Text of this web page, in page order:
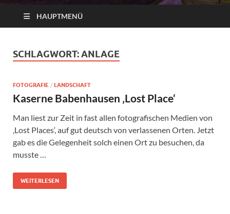
HAUPTMENÜ
SCHLAGWORT:ANLAGE
FOTOGRAFIE / LANDSCHAFT
Kaserne Babenhausen ‚Lost Place‘
Man liest zur Zeit in fast allen fotografischen Medien von
‚Lost Places‘, auf gut deutsch von verlassenen Orten. Jetzt
gab es die Gelegenheit solch einen Ort zu besuchen, da
musste …
WEITERLESEN